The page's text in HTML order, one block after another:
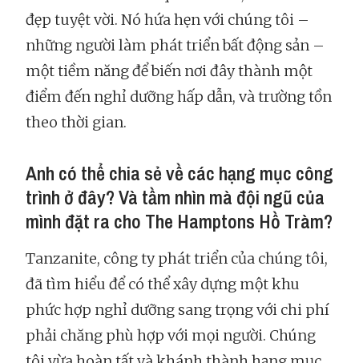
đẹp tuyệt vời. Nó hứa hẹn với chúng tôi –
những người làm phát triển bất động sản –
một tiềm năng để biến nơi đây thành một
điểm đến nghỉ dưỡng hấp dẫn, và trường tồn
theo thời gian.
Anh có thể chia sẻ về các hạng mục công
trình ở đây? Và tầm nhìn mà đội ngũ của
mình đặt ra cho The Hamptons Hồ Tràm?
Tanzanite, công ty phát triển của chúng tôi,
đã tìm hiểu để có thể xây dựng một khu
phức hợp nghỉ dưỡng sang trọng với chi phí
phải chăng phù hợp với mọi người. Chúng